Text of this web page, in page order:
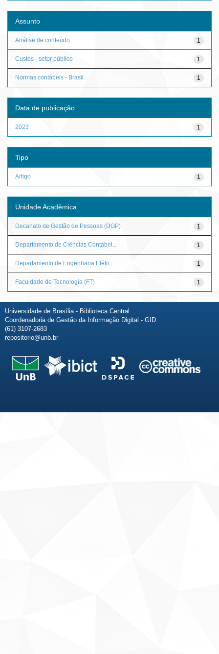
Assunto
1
Análise de conteúdo
1
Custos - setor público
1
Normas contábeis - Brasil
Data de publicação
1
2023
Tipo
1
Artigo
Unidade Acadêmica
1
Decanato de Gestão de Pessoas (DGP)
1
Departamento de Ciências Contábei...
1
Departamento de Engenharia Elétri...
1
Faculdade de Tecnologia (FT)
Universidade de Brasília - Biblioteca Central
Coordenadoria de Gestão da Informação Digital - GID
(61) 3107-2683
repositorio@unb.br